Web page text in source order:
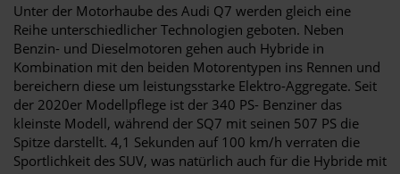
Unter der Motorhaube des Audi Q7 werden gleich eine
Reihe unterschiedlicher Technologien geboten. Neben
Benzin- und Dieselmotoren gehen auch Hybride in
Kombination mit den beiden Motorentypen ins Rennen und
bereichern diese um leistungsstarke Elektro-Aggregate. Seit
der 2020er Modellpflege ist der 340 PS- Benziner das
kleinste Modell, während der SQ7 mit seinen 507 PS die
Spitze darstellt. 4,1 Sekunden auf 100 km/h verraten die
Sportlichkeit des SUV, was natürlich auch für die Hybride mit